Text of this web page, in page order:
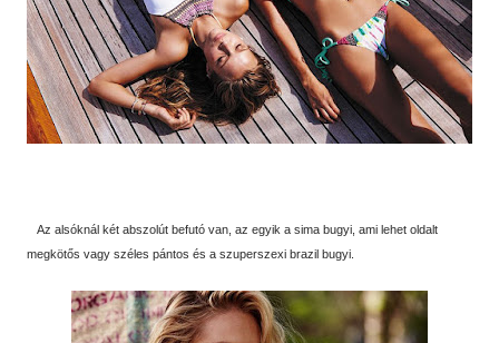
Az alsóknál két abszolút befutó van, az egyik a sima bugyi, ami lehet oldalt
megkötős vagy széles pántos és a szuperszexi brazil bugyi.